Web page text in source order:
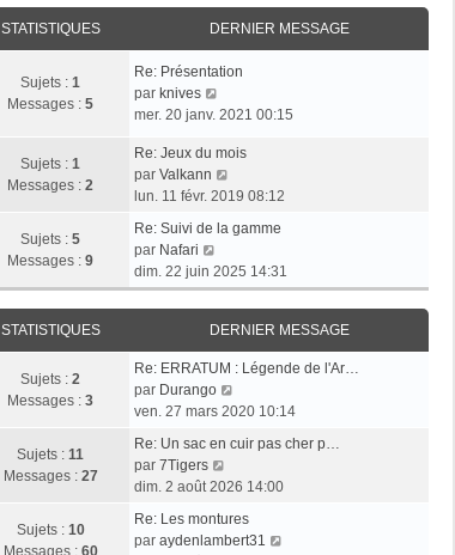
s
a
g
i
e
s
g
r
l
e
d
r
i
e
r
m
s
s
a
g
e
STATISTIQUES DERNIER MESSAGE
Sujets : 1
Messages : 5
Re: Présentation
par knives
o
r
l
e
d
r
n
i
e
r
m
e
s
s
a
g
mer. 20 janv. 2021 00:15
Sujets : 1
Messages : 2
Re: Jeux du mois
par Valkann
o
r
e
e
n
i
e
m
s
s
a
lun. 11 févr. 2019 08:12
Sujets : 5
Messages : 9
Re: Suivi de la gamme
par Nafari
o
i
r
l
e
d
e
r
n
i
e
m
e
dim. 22 juin 2025 14:31
STATISTIQUES DERNIER MESSAGE
Sujets : 2
Messages : 3
Re: ERRATUM : Légende de l'Ar…
par Durango
o
r
e
d
e
ven. 27 mars 2020 10:14
Sujets : 11
Messages : 27
Re: Un sac en cuir pas cher p…
par 7Tigers
o
r
l
dim. 2 août 2026 14:00
Sujets : 10
Messages : 60
Re: Les montures
par aydenlambert31